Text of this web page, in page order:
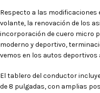
Respecto a las modificaciones
volante, la renovación de los
incorporación de cuero micro
moderno y deportivo,
vemos en los autos deportivos
El tablero del conductor
de 8 pulgadas, con amplias